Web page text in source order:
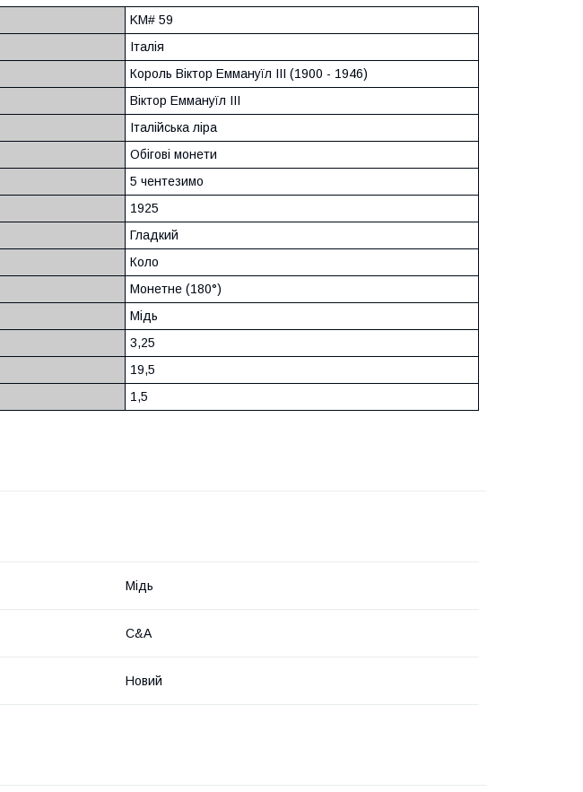
KM# 59
Італія
Король Віктор Еммануїл III (1900 - 1946)
Віктор Еммануїл III
Італійська ліра
Обігові монети
5 чентезимо
1925
Гладкий
Коло
Монетне (180°)
Мідь
3,25
19,5
1,5
Мідь
C&A
Новий